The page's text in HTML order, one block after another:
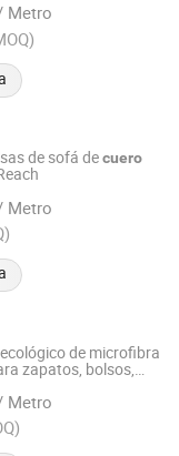
Metro
de sofá decuero
Metro
de microfibra
zapatos, bolsos,
Metro